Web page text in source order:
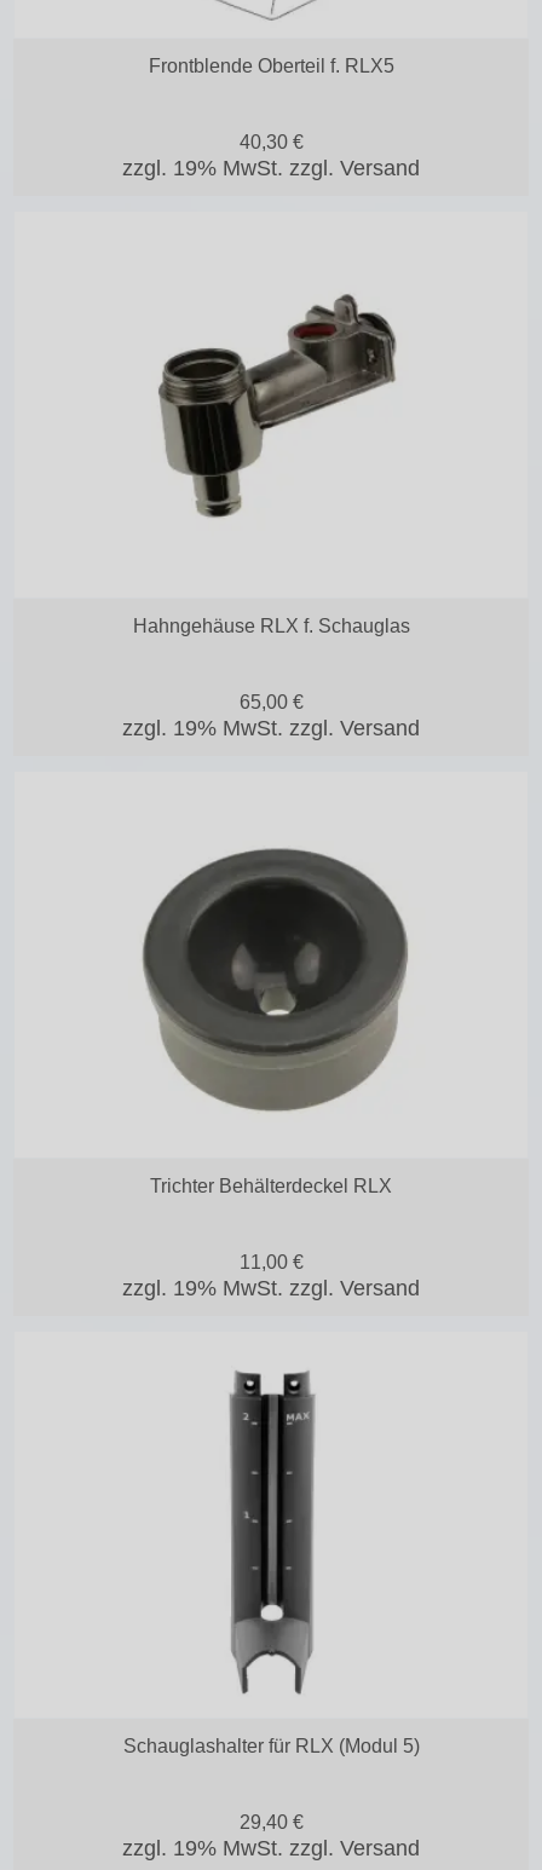
Frontblende Oberteil f. RLX5
zzgl. 19% MwSt. zzgl. Versand
40,30€
Hahngehäuse RLX f. Schauglas
zzgl. 19% MwSt. zzgl. Versand
65,00€
Trichter Behälterdeckel RLX
zzgl. 19% MwSt. zzgl. Versand
11,00€
Schauglashalter für RLX (Modul 5)
zzgl. 19% MwSt. zzgl. Versand
29,40€